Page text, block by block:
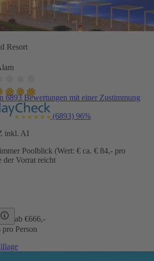
Resort
6893 Bewertungen mit einer Zustimmung
(6893) 96%
inkl. AI
Poolblick (Wert: € ca. € 84,- pro
der Vorrat reicht
ab €666,-
pro Person